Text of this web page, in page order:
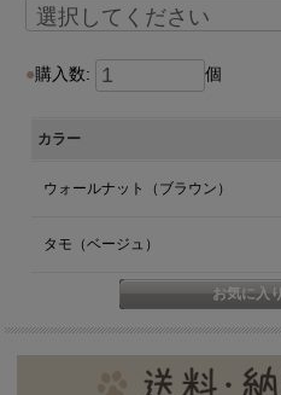
購入数: 個
カラー
ウォールナット（ブラウン）
タモ（ベージュ）